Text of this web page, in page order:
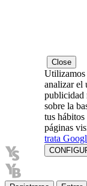
Close
Utilizamos
analizar el
publicidad
sobre la
tus
páginas
trata